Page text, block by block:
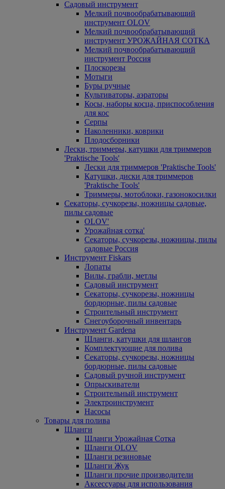
Садовый инструмент
Мелкий почвообрабатывающий
инструмент OLOV
Мелкий почвообрабатывающий
инструмент УРОЖАЙНАЯ СОТКА
Мелкий почвообрабатывающий
инструмент Россия
Плоскорезы
Мотыги
Буры ручные
Культиваторы, аэраторы
Косы, наборы косца, приспособления
для кос
Серпы
Наколенники, коврики
Плодосборники
Лески, триммеры, катушки для триммеров
'Praktische Tools'
Лески для триммеров 'Praktische Tools'
Катушки, диски для триммеров
'Praktische Tools'
Триммеры, мотоблоки, газонокосилки
Секаторы, сучкорезы, ножницы садовые,
пилы садовые
OLOV'
Урожайная сотка'
Секаторы, сучкорезы, ножницы, пилы
садовые Россия
Инструмент Fiskars
Лопаты
Вилы, грабли, метлы
Садовый инструмент
Секаторы, сучкорезы, ножницы
бордюрные, пилы садовые
Строительный инструмент
Снегоуборочный инвентарь
Инструмент Gardena
Шланги, катушки для шлангов
Комплектующие для полива
Секаторы, сучкорезы, ножницы
бордюрные, пилы садовые
Садовый ручной инструмент
Опрыскиватели
Строительный инструмент
Электроинструмент
Насосы
Товары для полива
Шланги
Шланги Урожайная Сотка
Шланги OLOV
Шланги резиновые
Шланги Жук
Шланги прочие производители
Аксессуары для использования